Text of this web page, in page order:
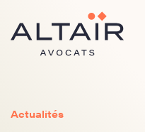
Actualités